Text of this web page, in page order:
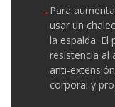
Para
usar un
la espalda. El
resistencia al
anti-
corporal y